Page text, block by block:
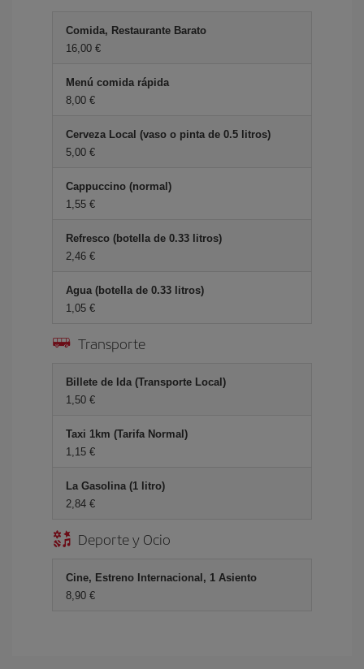
Comida, Restaurante Barato
16,00 €
Menú comida rápida
8,00 €
Cerveza Local (vaso o pinta de 0.5 litros)
5,00 €
Cappuccino (normal)
1,55 €
Refresco (botella de 0.33 litros)
2,46 €
Agua (botella de 0.33 litros)
1,05 €
Transporte
Billete de Ida (Transporte Local)
1,50 €
Taxi 1km (Tarifa Normal)
1,15 €
La Gasolina (1 litro)
2,84 €
Deporte y Ocio
Cine, Estreno Internacional, 1 Asiento
8,90 €